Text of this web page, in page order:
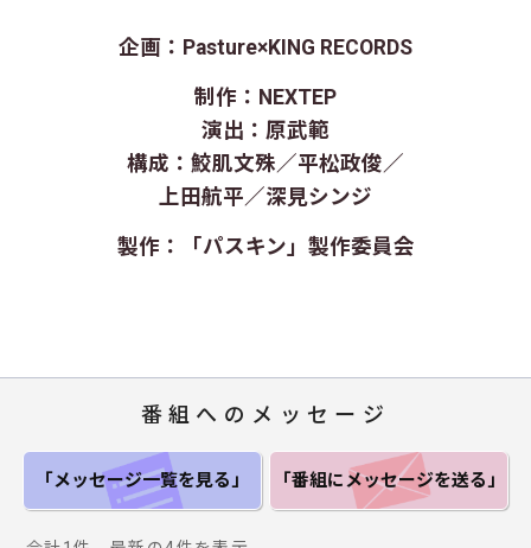
企画：Pasture×KING RECORDS
制作：NEXTEP
演出：原武範
構成：鮫肌文殊／平松政俊／
上田航平／深見シンジ
製作：「パスキン」製作委員会
番組へのメッセージ
「メッセージ一覧を見る」 「番組にメッセージを送る」